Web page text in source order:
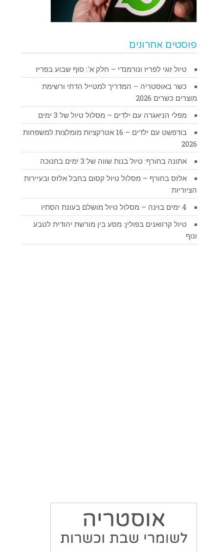
פוסטים אחרונים
טיול זוגי לפריז ונורמנדי – חלק א': סוף שבוע בפריז
כשר באוסטריה – המדריך למטייל הדתי ורשימת
מוצרים כשרים 2026
מפלי הניאגרה עם ילדים – מסלול טיול של 3 ימים
בודפשט עם ילדים – 16 אטרקציות מומלצות למשפחות
2026
אתונה בחורף: טיול בנות שווה של 3 ימים בחנוכה
אלזס בחורף – מסלול טיול קסום בחבל אלזס ובעיירות
הציוריות
4 ימים בוינה – מסלול טיול מושלם בעונת הסתיו
טיול קרוואנים בפולין: מסע בין מורשת יהודית לטבע
ונוף